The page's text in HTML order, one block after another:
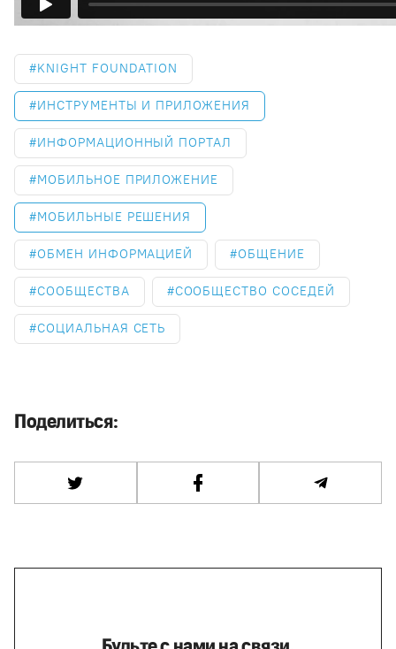
KNIGHT FOUNDATION
ИНСТРУМЕНТЫ И ПРИЛОЖЕНИЯ
ИНФОРМАЦИОННЫЙ ПОРТАЛ
МОБИЛЬНОЕ ПРИЛОЖЕНИЕ
МОБИЛЬНЫЕ РЕШЕНИЯ
ОБМЕН ИНФОРМАЦИЕЙ ОБЩЕНИЕ
СООБЩЕСТВА СООБЩЕСТВО СОСЕДЕЙ
СОЦИАЛЬНАЯ СЕТЬ
Поделиться: